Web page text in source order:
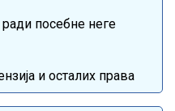
посебне неге
и осталих права